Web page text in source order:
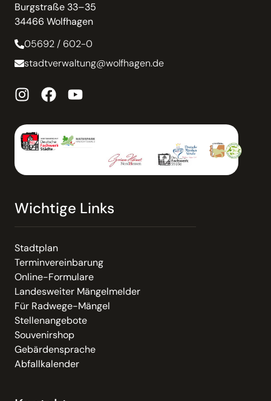
Burgstraße 33–35
34466 Wolfhagen
05692 / 602-0
stadtverwaltung@wolfhagen.de
Wichtige Links
Stadtplan
Terminvereinbarung
Online-Formulare
Landesweiter Mängelmelder
Für Radwege-Mängel
Stellenangebote
Souvenirshop
Gebärdensprache
Abfallkalender